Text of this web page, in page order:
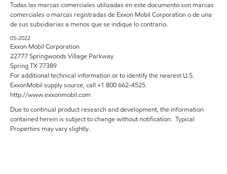
Todas las marcas comerciales utilizadas en este documento son marcas
comerciales o marcas registradas de Exxon Mobil Corporation o de una
de sus subsidiarias a menos que se indique lo contrario.
05-2022
Exxon Mobil Corporation
22777 Springwoods Village Parkway
Spring TX 77389
For additional technical information or to identify the nearest U.S.
ExxonMobil supply source, call +1 800 662-4525.
http://www.exxonmobil.com
Due to continual product research and development, the information
contained herein is subject to change without notification. Typical
Properties may vary slightly.